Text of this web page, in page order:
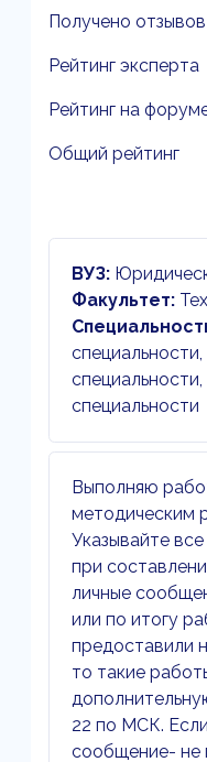
Получено отзывов
Рейтинг эксперта
Рейтинг на
Общий рейтинг
ВУЗ:
Факультет:
специальности
Выполняю
методическим
Указывайте
при
личные
или по итогу
предоставили
то такие
22 по МСК.
сообщение- не